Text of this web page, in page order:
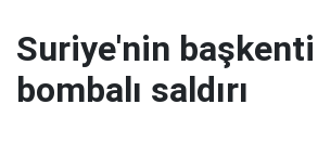
Suriye'nin
bombalı saldırı